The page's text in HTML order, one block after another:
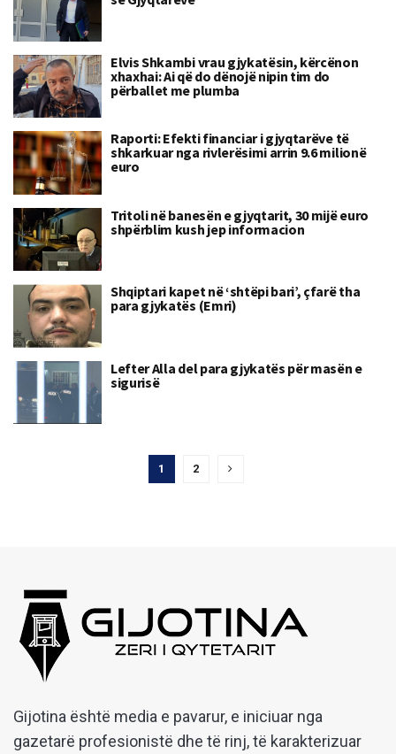
Elvis Shkambi vrau gjykatësin, kërcënon
xhaxhai: Ai që do dënojë nipin tim do
përballet me plumba
Raporti: Efekti financiar i gjyqtarëve të
shkarkuar nga rivlerësimi arrin 9.6 milionë
euro
Tritoli në banesën e gjyqtarit, 30 mijë euro
shpërblim kush jep informacion
Shqiptari kapet në ‘shtëpi bari’, çfarë tha
para gjykatës (Emri)
Lefter Alla del para gjykatës për masën e
sigurisë
1 2
Gijotina është media e pavarur, e iniciuar nga
gazetarë profesionistë dhe të rinj, të karakterizuar